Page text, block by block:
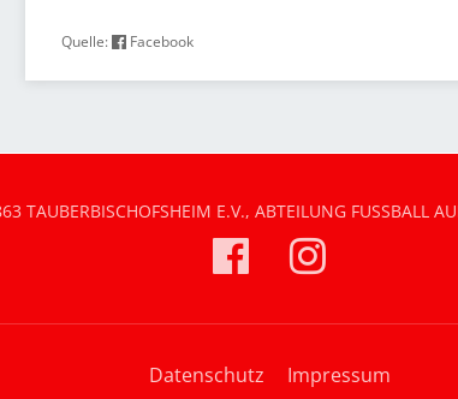
Quelle: Facebook
TAUBERBISCHOFSHEIM E.V., ABTEILUNG FUSSBALL
Datenschutz Impressum